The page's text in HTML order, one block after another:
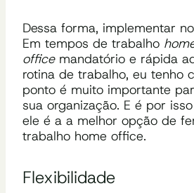
Dessa forma, implementar
Em tempos de trabalho
officemandatório e rápida
rotina de trabalho, eu tenho
ponto é muito importante
sua organização. E é por
ele é a a melhor opção de
trabalho home office.
Flexibilidade